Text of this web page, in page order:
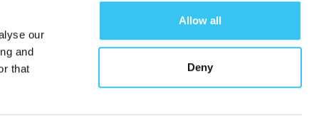
our
and
that
Allow all
Deny